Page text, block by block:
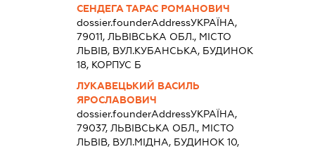
СЕНДЕГА ТАРАС РОМАНОВИЧ
dossier.founderAddressУКРАЇНА,
79011, ЛЬВІВСЬКА ОБЛ., МІСТО
ЛЬВІВ, ВУЛ.КУБАНСЬКА, БУДИНОК
18, КОРПУС Б
ЛУКАВЕЦЬКИЙ ВАСИЛЬ
ЯРОСЛАВОВИЧ
dossier.founderAddressУКРАЇНА,
79037, ЛЬВІВСЬКА ОБЛ., МІСТО
ЛЬВІВ, ВУЛ.МІДНА, БУДИНОК 10,